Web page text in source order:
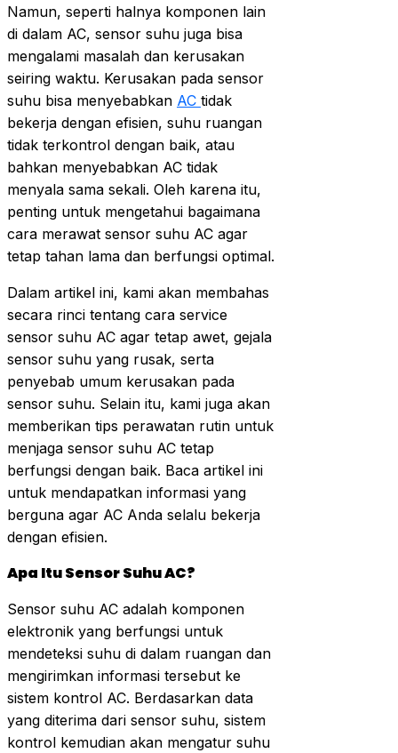
Namun, seperti halnya komponen lain
di dalam AC, sensor suhu juga bisa
mengalami masalah dan kerusakan
seiring waktu. Kerusakan pada sensor
suhu bisa menyebabkan AC tidak
bekerja dengan efisien, suhu ruangan
tidak terkontrol dengan baik, atau
bahkan menyebabkan AC tidak
menyala sama sekali. Oleh karena itu,
penting untuk mengetahui bagaimana
cara merawat sensor suhu AC agar
tetap tahan lama dan berfungsi optimal.
Dalam artikel ini, kami akan membahas
secara rinci tentang cara service
sensor suhu AC agar tetap awet, gejala
sensor suhu yang rusak, serta
penyebab umum kerusakan pada
sensor suhu. Selain itu, kami juga akan
memberikan tips perawatan rutin untuk
menjaga sensor suhu AC tetap
berfungsi dengan baik. Baca artikel ini
untuk mendapatkan informasi yang
berguna agar AC Anda selalu bekerja
dengan efisien.
Apa Itu Sensor Suhu AC?
Sensor suhu AC adalah komponen
elektronik yang berfungsi untuk
mendeteksi suhu di dalam ruangan dan
mengirimkan informasi tersebut ke
sistem kontrol AC. Berdasarkan data
yang diterima dari sensor suhu, sistem
kontrol kemudian akan mengatur suhu